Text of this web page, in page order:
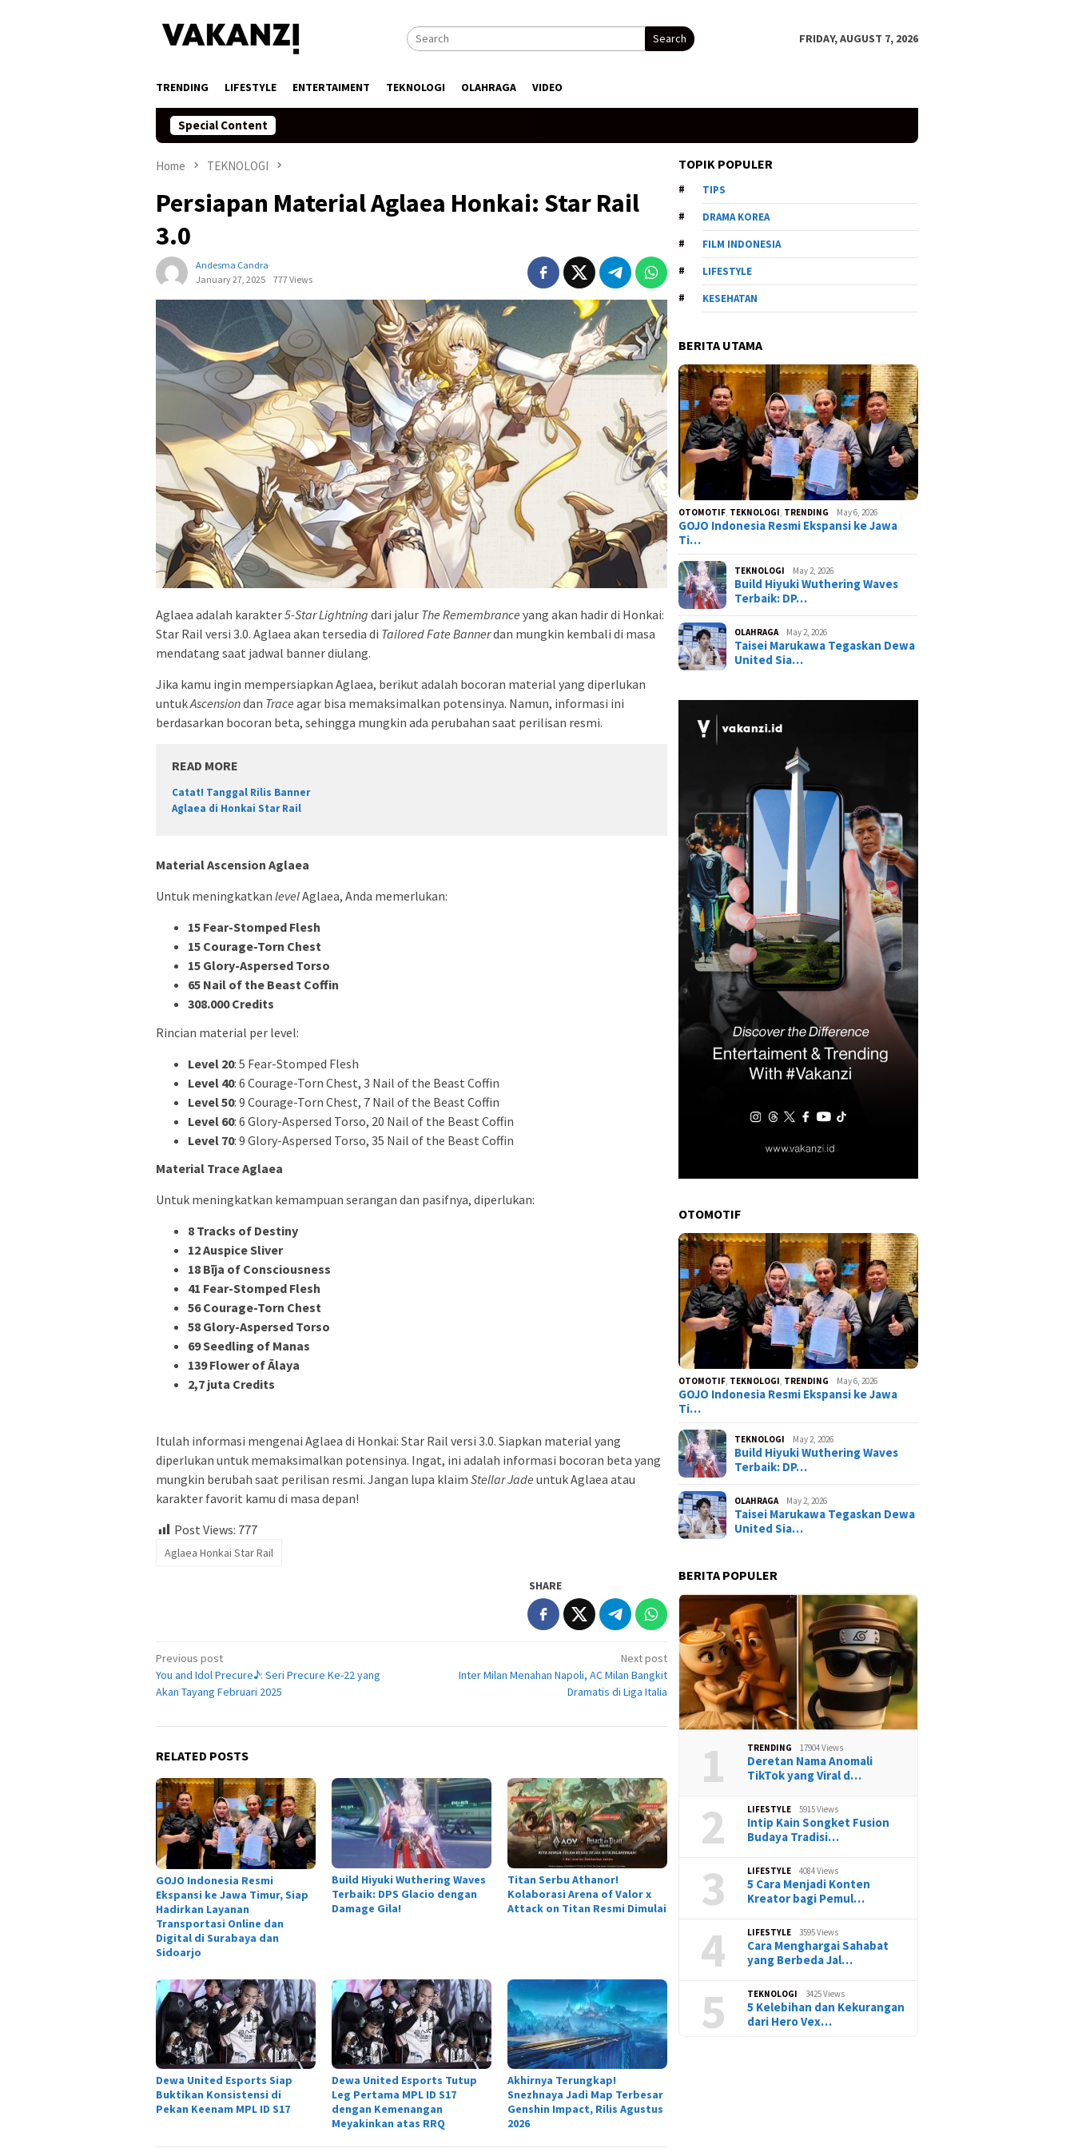
Search FRIDAY, AUGUST 7, 2026
TRENDING LIFESTYLE ENTERTAIMENT TEKNOLOGI OLAHRAGA VIDEO
Special Content
Home TEKNOLOGI
Persiapan Material Aglaea Honkai: Star Rail
3.0
Andesma Candra
January 27, 2025
777 Views
Aglaea adalah karakter5-Star Lightning dari jalur The Remembrance yang akan hadir di Honkai:
Star Rail versi 3.0. Aglaea akan tersedia di Tailored Fate Bannerdan mungkin kembali di masa
mendatang saat jadwal banner diulang.
Jika kamu ingin mempersiapkan Aglaea, berikut adalah bocoran material yang diperlukan
untukAscensiondan Trace agar bisa memaksimalkan potensinya. Namun, informasi ini
berdasarkan bocoran beta, sehingga mungkin ada perubahan saat perilisan resmi.
READ MORE
Catat! Tanggal Rilis Banner
Aglaea di Honkai Star Rail
Material Ascension Aglaea
Untuk meningkatkan levelAglaea, Anda memerlukan:
15 Fear-Stomped Flesh
15 Courage-Torn Chest
15 Glory-Aspersed Torso
65 Nail of the Beast Coffin
308.000 Credits
Rincian material per level:
Level 20: 5 Fear-Stomped Flesh
Level 40: 6 Courage-Torn Chest, 3 Nail of the Beast Coffin
Level 50: 9 Courage-Torn Chest, 7 Nail of the Beast Coffin
Level 60: 6 Glory-Aspersed Torso, 20 Nail of the Beast Coffin
Level 70: 9 Glory-Aspersed Torso, 35 Nail of the Beast Coffin
Material Trace Aglaea
Untuk meningkatkan kemampuan serangan dan pasifnya, diperlukan:
8 Tracks of Destiny
12 Auspice Sliver
18 Bīja of Consciousness
41 Fear-Stomped Flesh
56 Courage-Torn Chest
58 Glory-Aspersed Torso
69 Seedling of Manas
139 Flower of Ālaya
2,7 juta Credits
Itulah informasi mengenai Aglaea di Honkai: Star Rail versi 3.0. Siapkan material yang
diperlukan untuk memaksimalkan potensinya. Ingat, ini adalah informasi bocoran beta yang
mungkin berubah saat perilisan resmi. Jangan lupa klaim Stellar Jade untuk Aglaea atau
karakter favorit kamu di masa depan!
Post Views: 777
Aglaea Honkai Star Rail
SHARE
Post
navigation
Previous post
You and Idol Precure♪: Seri Precure Ke-22 yang
Akan Tayang Februari 2025
Next post
Inter Milan Menahan Napoli, AC Milan Bangkit
Dramatis di Liga Italia
RELATED POSTS
GOJO Indonesia Resmi
Ekspansi ke Jawa Timur, Siap
Hadirkan Layanan
Transportasi Online dan
Digital di Surabaya dan
Sidoarjo
Build Hiyuki Wuthering Waves
Terbaik: DPS Glacio dengan
Damage Gila!
Titan Serbu Athanor!
Kolaborasi Arena of Valor x
Attack on Titan Resmi Dimulai
Dewa United Esports Siap
Buktikan Konsistensi di
Pekan Keenam MPL ID S17
Dewa United Esports Tutup
Leg Pertama MPL ID S17
dengan Kemenangan
Meyakinkan atas RRQ
Akhirnya Terungkap!
Snezhnaya Jadi Map Terbesar
Genshin Impact, Rilis Agustus
2026
TOPIK POPULER
TIPS
DRAMA KOREA
FILM INDONESIA
LIFESTYLE
KESEHATAN
BERITA UTAMA
OTOMOTIF TEKNOLOGI TRENDING May 6, 2026
GOJO Indonesia Resmi Ekspansi ke Jawa
Ti…
TEKNOLOGI May 2, 2026
Build Hiyuki Wuthering Waves
Terbaik: DP…
OLAHRAGA May 2, 2026
Taisei Marukawa Tegaskan Dewa
United Sia…
OTOMOTIF
OTOMOTIF, TEKNOLOGI, TRENDING May 6, 2026
GOJO Indonesia Resmi Ekspansi ke Jawa
Ti…
TEKNOLOGI May 2, 2026
Build Hiyuki Wuthering Waves
Terbaik: DP…
OLAHRAGA May 2, 2026
Taisei Marukawa Tegaskan Dewa
United Sia…
BERITA POPULER
1 TRENDING 17904 Views
Deretan Nama Anomali
TikTok yang Viral d…
2 LIFESTYLE 5915 Views
Intip Kain Songket Fusion
Budaya Tradisi…
3 LIFESTYLE 4084 Views
5 Cara Menjadi Konten
Kreator bagi Pemul…
4 LIFESTYLE 3595 Views
Cara Menghargai Sahabat
yang Berbeda Jal…
5 TEKNOLOGI 3425 Views
5 Kelebihan dan Kekurangan
dari Hero Vex…